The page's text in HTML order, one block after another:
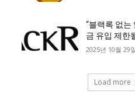
“블랙록 없는
금 유입 제한
2025년 10월 29
Load more